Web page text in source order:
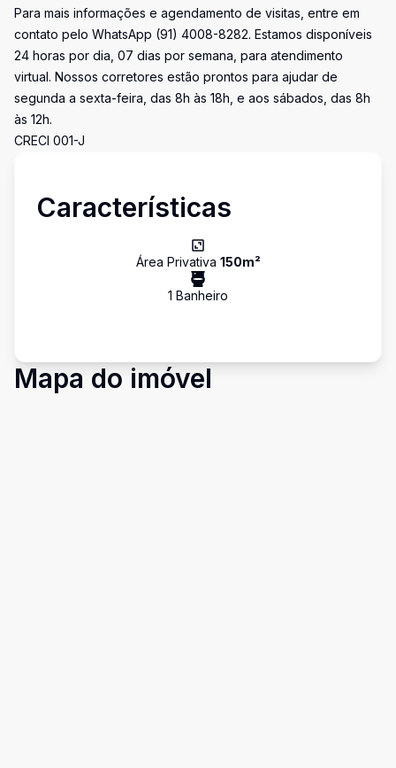
Para mais informações e agendamento de visitas, entre em
contato pelo WhatsApp (91) 4008-8282. Estamos disponíveis
24 horas por dia, 07 dias por semana, para atendimento
virtual. Nossos corretores estão prontos para ajudar de
segunda a sexta-feira, das 8h às 18h, e aos sábados, das 8h
às 12h.
CRECI 001-J
Características
Área Privativa 150m²
1 Banheiro
Mapa do imóvel